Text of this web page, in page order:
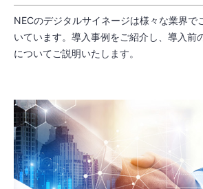
NECのデジタルサイネージは様々な業界で
いています。導入事例をご紹介し、導入前
についてご説明いたします。